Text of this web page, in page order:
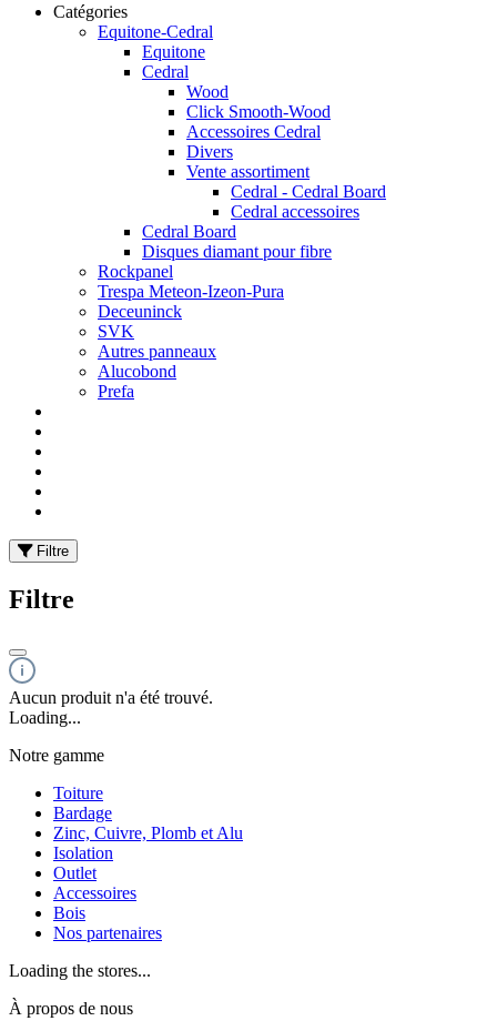
Catégories
Equitone-Cedral
Equitone
Cedral
Wood
Click Smooth-Wood
Accessoires Cedral
Divers
Vente assortiment
Cedral - Cedral Board
Cedral accessoires
Cedral Board
Disques diamant pour fibre
Rockpanel
Trespa Meteon-Izeon-Pura
Deceuninck
SVK
Autres panneaux
Alucobond
Prefa
Filtre
Filtre
Aucun produit n'a été trouvé.
Loading...
Notre gamme
Toiture
Bardage
Zinc, Cuivre, Plomb et Alu
Isolation
Outlet
Accessoires
Bois
Nos partenaires
Loading the stores...
À propos de nous